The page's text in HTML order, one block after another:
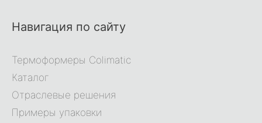
Навигация по сайту
Термоформеры Colimatic
Каталог
Отраслевые решения
Примеры упаковки